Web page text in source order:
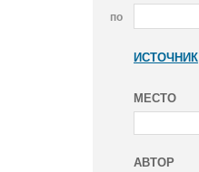
по
ИСТОЧНИК
МЕСТО
АВТОР